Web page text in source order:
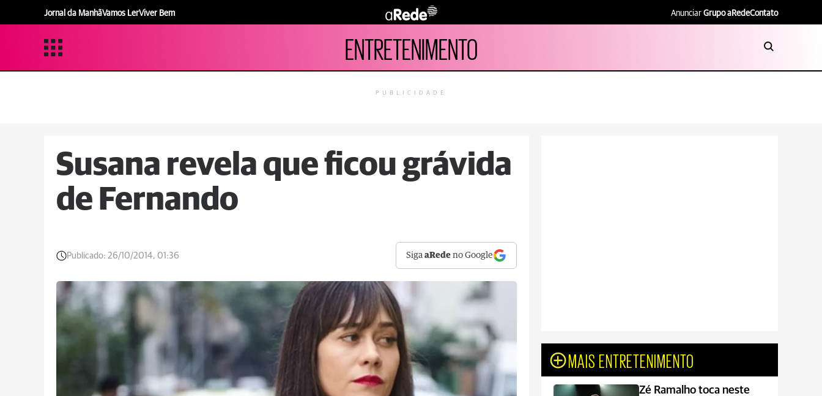
Jornal da ManhãVamos LerViver Bem Anunciar Grupo aRedeContato
ENTRETENIMENTO
PUBLICIDADE
Susana revela que ficou grávida
de Fernando
Publicado: 26/10/2014, 01:36 SigaaRede no Google
MAIS ENTRETENIMENTO
Zé Ramalho toca neste